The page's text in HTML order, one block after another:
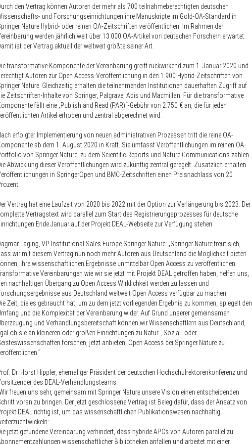
den Vertrag können Autoren der mehr als 700 teilnahmeberechtigten deutschen
und Forschungseinrichtungen ihre Manuskripte im Gold-OA-Standard in
Nature Hybrid- oder reinen OA-Zeitschriften veröffentlichen. Im Rahmen der
werden jährlich weit über 13.000 OA-Artikel von deutschen Forschern erwartet.
ist der Vertrag aktuell der weltweit größte seiner Art.
transformative Komponente der Vereinbarung greift rückwirkend zum 1. Januar 2020 und
Autoren zur Open Access-Veröffentlichung in den 1.900 Hybrid-Zeitschriften von
Nature. Gleichzeitig erhalten die teilnehmenden Institutionen dauerhaften Zugriff auf
Zeitschriften-Inhalte von Springer, Palgrave, Adis und Macmillan. Für die transformative
fällt eine „Publish and Read (PAR)“-Gebühr von 2.750 € an, die für jeden
Artikel erhoben und zentral abgerechnet wird.
erfolgter Implementierung von neuen administrativen Prozessen tritt die reine OA-
ab dem 1. August 2020 in Kraft. Sie umfasst Veröffentlichungen im reinen OA-
von Springer Nature, zu dem Scientific Reports und Nature Communications zählen.
Abwicklung dieser Veröffentlichungen wird zukünftig zentral geregelt. Zusätzlich erhalten
in SpringerOpen und BMC-Zeitschriften einen Preisnachlass von 20
Vertrag hat eine Laufzeit von 2020 bis 2022 mit der Option zur Verlängerung bis 2023. Der
Vertragstext wird parallel zum Start des Registrierungsprozesses für deutsche
Ende Januar auf der Projekt DEAL-Webseite zur Verfügung stehen.
Laging, VP Institutional Sales Europe Springer Nature: „Springer Nature freut sich,
wir mit diesem Vertrag nun noch mehr Autoren aus Deutschland die Möglichkeit bieten
ihre wissenschaftlichen Ergebnisse unmittelbar Open Access zu veröffentlichen.
Vereinbarungen wie wir sie jetzt mit Projekt DEAL getroffen haben, helfen uns,
nachhaltigen Übergang zu Open Access Wirklichkeit werden zu lassen und
aus Deutschland weltweit Open Access verfügbar zu machen.
Zeit, die es gebraucht hat, um zu dem jetzt vorliegenden Ergebnis zu kommen, spiegelt den
und die Komplexität der Vereinbarung wider. Auf Grund unserer gemeinsamen
und Verhandlungsbereitschaft können wir Wissenschaftlern aus Deutschland,
ob sie an kleineren oder großen Einrichtungen zu Natur-, Sozial- oder
forschen, jetzt anbieten, Open Access bei Springer Nature zu
Dr. Horst Hippler, ehemaliger Präsident der deutschen Hochschulrektorenkonferenz und
des DEAL-Verhandlungsteams:
freuen uns sehr, gemeinsam mit Springer Nature unsere Vision einen entscheidenden
voran zu bringen. Der jetzt geschlossene Vertrag ist Beleg dafür, dass der Ansatz von
DEAL richtig ist, um das wissenschaftlichen Publikationswesen nachhaltig
jetzt gefundene Vereinbarung verhindert, dass hybride APCs von Autoren parallel zu
wissenschaftlicher Bibliotheken anfallen und arbeitet mit einer